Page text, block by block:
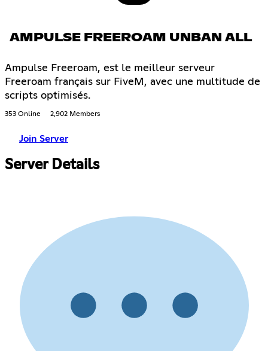
AMPULSE FREEROAM UNBAN ALL
Ampulse Freeroam, est le meilleur serveur
Freeroam français sur FiveM, avec une multitude de
scripts optimisés.
353 Online 2,902 Members
Join Server
Server Details